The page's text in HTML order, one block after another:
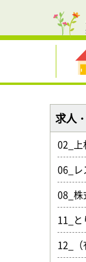
求人
02_上
06_レ
08_
11_
12_（